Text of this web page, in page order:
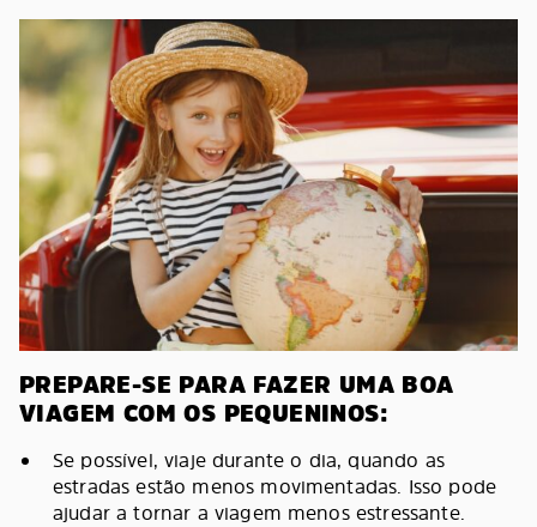
PREPARE-SE PARA FAZER UMA BOA
VIAGEM COM OS PEQUENINOS:
Se possível, viaje durante o dia, quando as
estradas estão menos movimentadas. Isso pode
ajudar a tornar a viagem menos estressante.